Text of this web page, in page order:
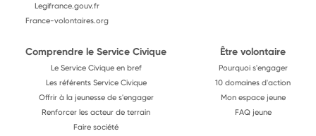
Legifrance.gouv.fr
France-volontaires.org
Comprendre le Service Civique
Le Service Civique en bref
Les référents Service Civique
Offrir à la jeunesse de s'engager
Renforcer les acteur de terrain
Faire société
Être volontaire
Pourquoi s'engager
10 domaines d'action
Mon espace jeune
FAQ jeune